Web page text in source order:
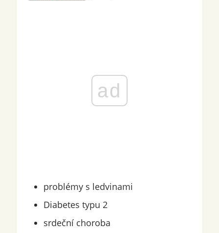
ad
problémy s ledvinami
Diabetes typu 2
srdeční choroba